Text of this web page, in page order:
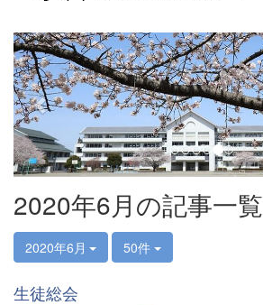
p
r
e
v
i
o
u
s
2020年6月の記事一覧
2020年6月 50件
生徒総会